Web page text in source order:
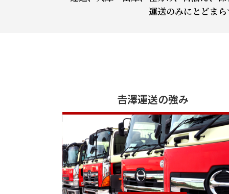
運送のみにとどま
𠮷澤運送の強み